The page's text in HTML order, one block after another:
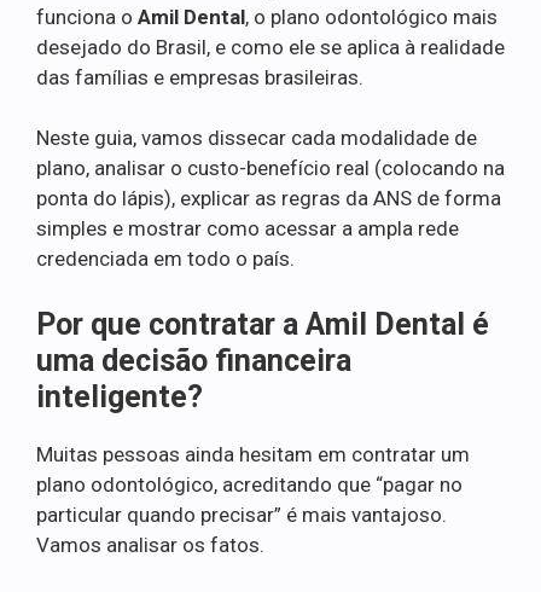
funciona o Amil Dental, o plano odontológico mais
desejado do Brasil, e como ele se aplica à realidade
das famílias e empresas brasileiras.
Neste guia, vamos dissecar cada modalidade de
plano, analisar o custo-benefício real (colocando na
ponta do lápis), explicar as regras da ANS de forma
simples e mostrar como acessar a ampla rede
credenciada em todo o país.
Por que contratar a Amil Dental é
uma decisão financeira
inteligente?
Muitas pessoas ainda hesitam em contratar um
plano odontológico, acreditando que “pagar no
particular quando precisar” é mais vantajoso.
Vamos analisar os fatos.